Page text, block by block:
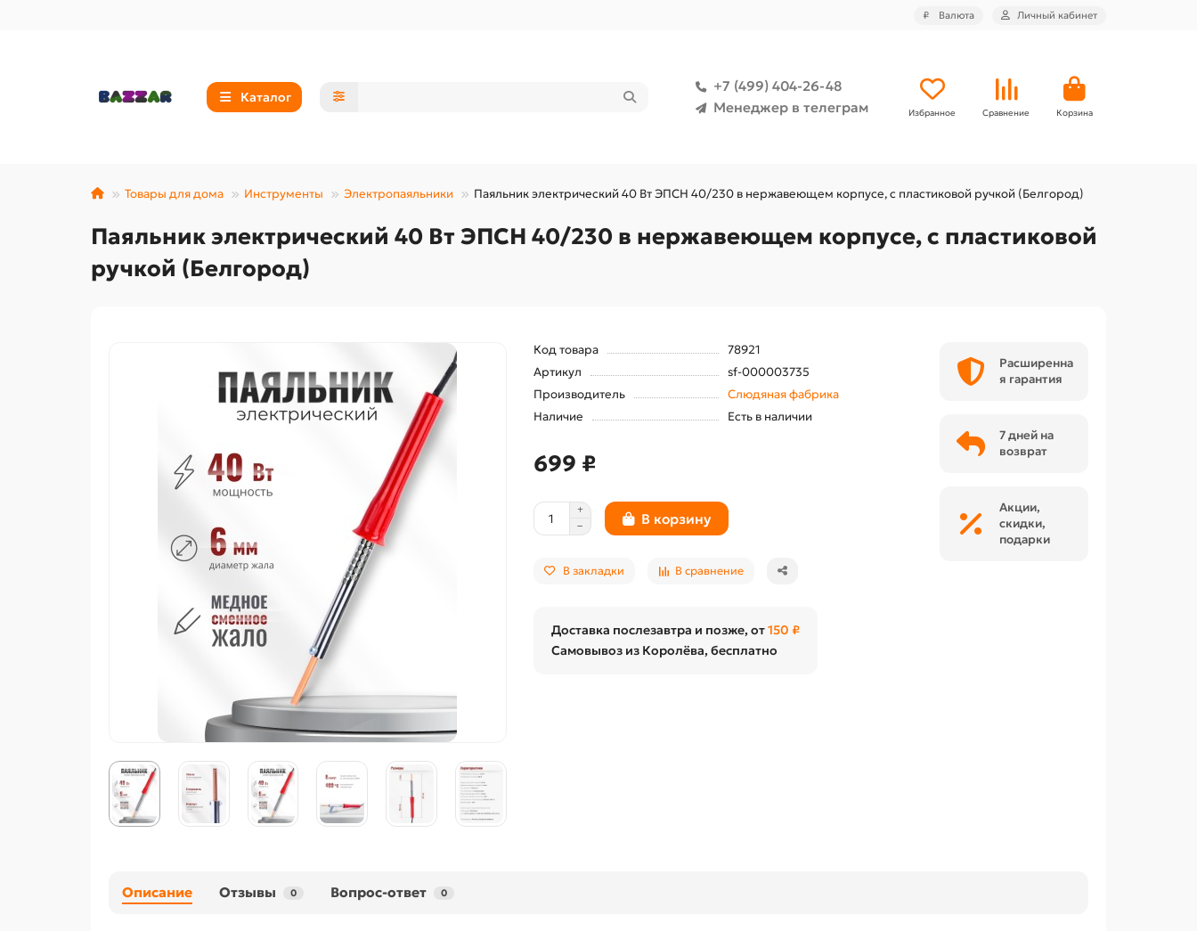
₽ Валюта Личный кабинет
Каталог
+7 (499) 404-26-48
Менеджер в телеграм
Избранное Сравнение Корзина
Товары для дома Инструменты Электропаяльники Паяльник электрический 40 Вт ЭПСН 40/230 в нержавеющем корпусе, с пластиковой ручкой (Белгород)
Паяльник электрический 40 Вт ЭПСН 40/230 в нержавеющем корпусе, с пластиковой
ручкой (Белгород)
Код товара
78921
Артикул
sf-000003735
Производитель
Слюдяная фабрика
Наличие
Есть в наличии
699 ₽
В корзину
В закладки В сравнение
Доставка послезавтра и позже, от150 ₽
Самовывоз из Королёва, бесплатно
Расширенна
я гарантия
7 дней на
возврат
Акции,
скидки,
подарки
Описание Отзывы 0 Вопрос-ответ 0